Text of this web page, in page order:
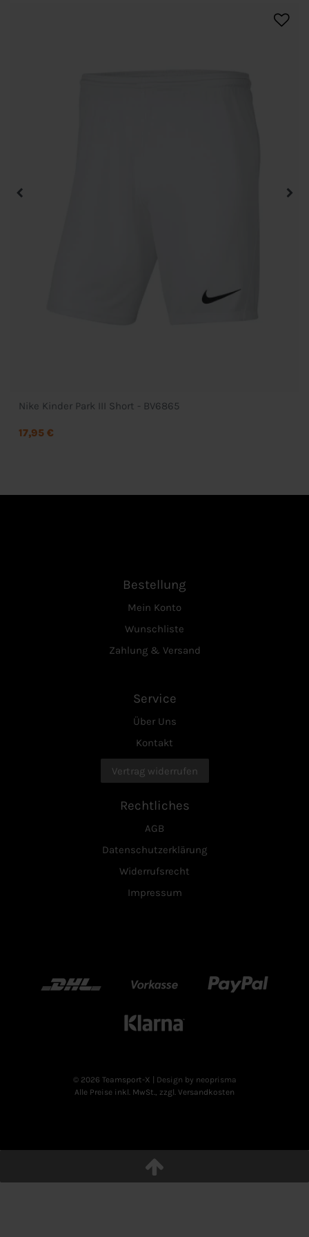
Nike Kinder Park III Short - BV6865
17,95 €
Bestellung
Mein Konto
Wunschliste
Zahlung & Versand
Service
Über Uns
Kontakt
Vertrag widerrufen
Rechtliches
AGB
Datenschutzerklärung
Widerrufsrecht
Impressum
DHL Vorkasse Paypal
Klarn
© 2026 Teamsport-X
| Design by neoprisma
Alle Preise inkl. MwSt., zzgl. Versandkosten